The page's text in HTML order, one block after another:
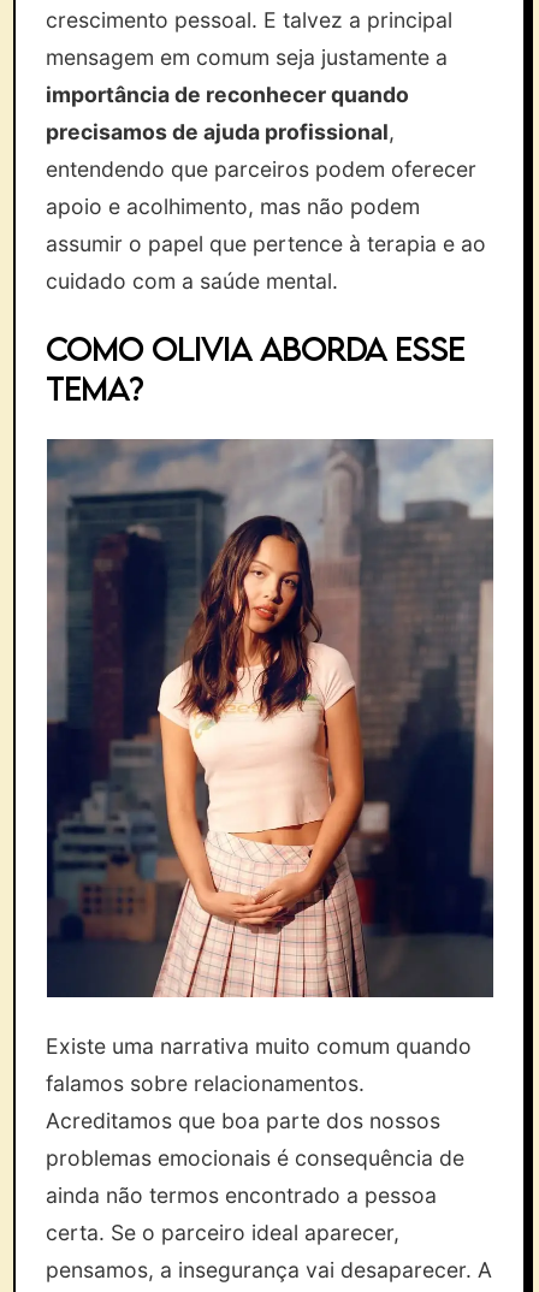
crescimento pessoal. E talvez a principal
mensagem em comum seja justamente a
importância de reconhecer quando
precisamos de ajuda profissional,
entendendo que parceiros podem oferecer
apoio e acolhimento, mas não podem
assumir o papel que pertence à terapia e ao
cuidado com a saúde mental.
Como Olivia aborda esse
tema?
Existe uma narrativa muito comum quando
falamos sobre relacionamentos.
Acreditamos que boa parte dos nossos
problemas emocionais é consequência de
ainda não termos encontrado a pessoa
certa. Se o parceiro ideal aparecer,
pensamos, a insegurança vai desaparecer. A